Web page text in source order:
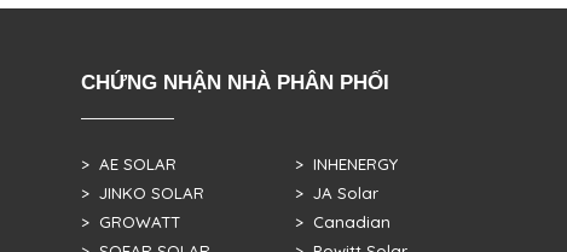
CHỨNG NHẬN NHÀ PHÂN PHỐI
> AE SOLAR
> JINKO SOLAR
> GROWATT
> INHENERGY
> JA Solar
> Canadian